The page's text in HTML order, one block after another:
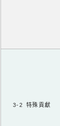
3-2 特殊貢獻